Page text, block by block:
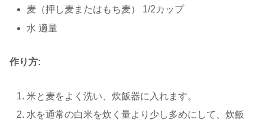
麦（押し麦またはもち麦） 1/2カップ
水 適量
作り方:
米と麦をよく洗い、炊飯器に入れます。
水を通常の白米を炊く量より少し多めにして、炊飯